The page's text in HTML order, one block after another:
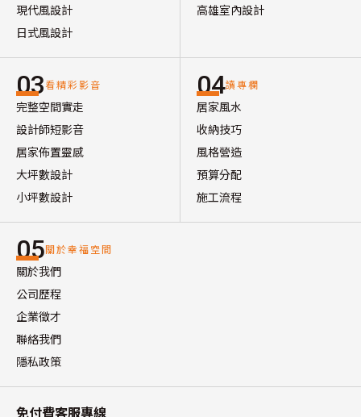
現代風設計
日式風設計
高雄室內設計
03看精彩影音
完整空間實走
設計師短影音
居家佈置靈感
大坪數設計
小坪數設計
04讀專欄
居家風水
收納技巧
風格營造
預算分配
施工流程
05關於幸福空間
關於我們
公司歷程
企業徵才
聯絡我們
隱私政策
免付費客服專線